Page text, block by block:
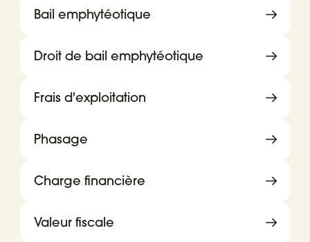
Bail emphytéotique
Droit de bail emphytéotique
Frais d'exploitation
Phasage
Charge financière
Valeur fiscale